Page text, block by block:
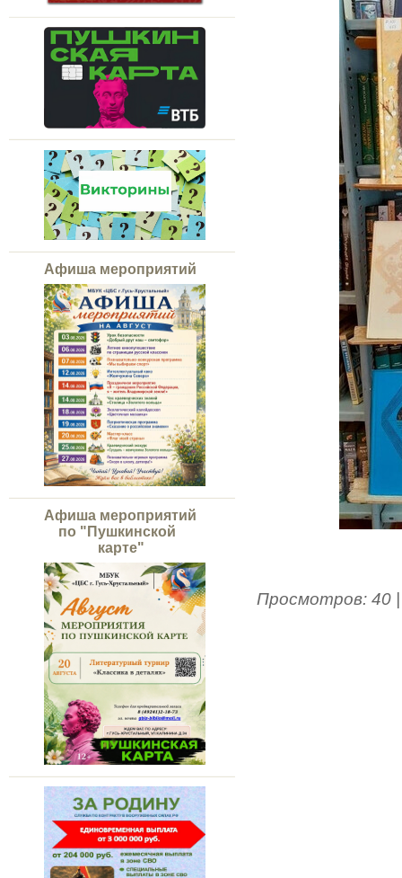
Афиша мероприятий
Афиша мероприятий
по "Пушкинской
карте"
Просмотров: 40